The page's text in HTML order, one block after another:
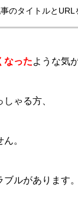
のタイトルとURL
なったような気
ゃる方、
。
ルがあります。